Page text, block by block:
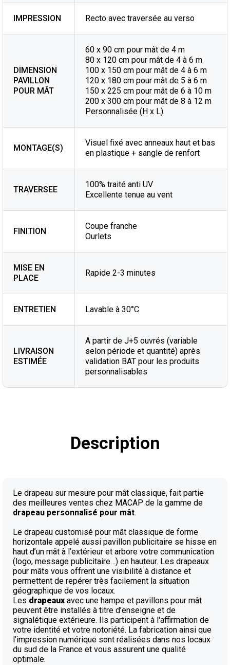
IMPRESSION Recto avec traversée au verso
DIMENSION
PAVILLON
POUR MÂT
60 x 90 cm pour mât de 4 m
80 x 120 cm pour mât de 4 à 6 m
100 x 150 cm pour mât de 4 à 6 m
120 x 180 cm pour mât de 5 à 6 m
150 x 225 cm pour mât de 6 à 10 m
200 x 300 cm pour mât de 8 à 12 m
Personnalisée (H x L)
MONTAGE(S)
Visuel fixé avec anneaux haut et bas
en plastique + sangle de renfort
TRAVERSEE
100% traité anti UV
Excellente tenue au vent
FINITION
Coupe franche
Ourlets
MISE EN
PLACE
Rapide 2-3 minutes
ENTRETIEN Lavable à 30°C
LIVRAISON
ESTIMÉE
A partir de J+5 ouvrés (variable
selon période et quantité) après
validation BAT pour les produits
personnalisables
Description
Le drapeau sur mesure pour mât classique, fait partie
des meilleures ventes chez MACAP de la gamme de
drapeau personnalisé pour mât.
Le drapeau customisé pour mât classique de forme
horizontale appelé aussi pavillon publicitaire se hisse en
haut d’un mât à l’extérieur et arbore votre communication
(logo, message publicitaire…) en hauteur. Les drapeaux
pour mâts vous offrent une visibilité à distance et
permettent de repérer très facilement la situation
géographique de vos locaux.
Les drapeaux avec une hampe et pavillons pour mât
peuvent être installés à titre d’enseigne et de
signalétique extérieure. Ils participent à l'affirmation de
votre identité et votre notoriété. La fabrication ainsi que
l’impression numérique sont réalisées dans nos locaux
du sud de la France et vous assurent une qualité
optimale.